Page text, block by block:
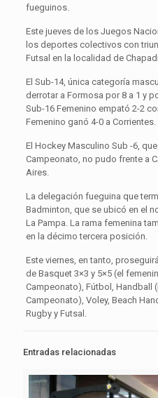
fueguinos.
Este jueves de los Juegos
los deportes colectivos con
Futsal en la localidad de
El Sub-14, única categoría
derrotar a Formosa por 8 a 1 y
Sub-16 Femenino empató 2-2
Femenino ganó 4-0 a Corrientes.
El Hockey Masculino Sub -6,
Campeonato, no pudo frente a
Aires.
La delegación fueguina que
Badminton, que se ubicó en el
La Pampa. La rama femenina
en la décimo tercera posición.
Este viernes, en tanto,
de Basquet 3×3 y 5×5 (el
Campeonato), Fútbol, Handball
Campeonato), Voley, Beach
Rugby y Futsal.
Entradas relacionadas